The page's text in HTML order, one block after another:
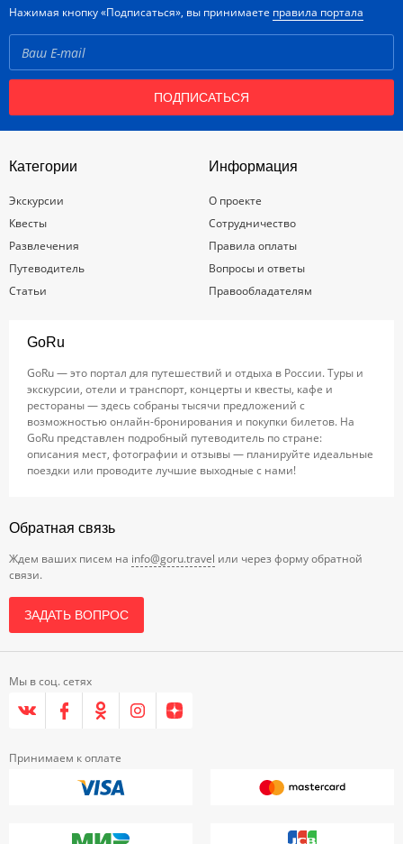
Нажимая кнопку «Подписаться», вы принимаете правила портала
ПОДПИСАТЬСЯ
Категории
Экскурсии
Квесты
Развлечения
Путеводитель
Статьи
Информация
О проекте
Сотрудничество
Правила оплаты
Вопросы и ответы
Правообладателям
GoRu
GoRu — это портал для путешествий и отдыха в России. Туры и
экскурсии, отели и транспорт, концерты и квесты, кафе и
рестораны — здесь собраны тысячи предложений с
возможностью онлайн-бронирования и покупки билетов. На
GoRu представлен подробный путеводитель по стране:
описания мест, фотографии и отзывы — планируйте идеальные
поездки или проводите лучшие выходные с нами!
Обратная связь
Ждем ваших писем на info@goru.travel или через форму обратной
связи.
ЗАДАТЬ ВОПРОС
Мы в соц. сетях
Принимаем к оплате